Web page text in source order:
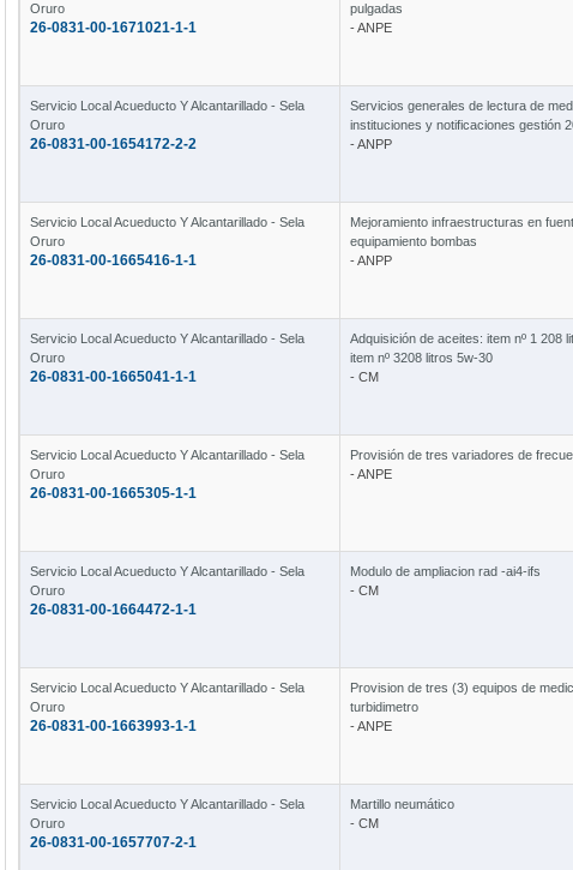
Oruro
26-0831-00-1671021-1-1
pulgadas
- ANPE
Servicio Local Acueducto Y Alcantarillado - Sela
Oruro
26-0831-00-1654172-2-2
Servicios generales de lectura de
instituciones y notificaciones gestión
- ANPP
Servicio Local Acueducto Y Alcantarillado - Sela
Oruro
26-0831-00-1665416-1-1
Mejoramiento infraestructuras en
equipamiento bombas
- ANPP
Servicio Local Acueducto Y Alcantarillado - Sela
Oruro
26-0831-00-1665041-1-1
Adquisición de aceites: item nº 1 208
item nº 3208 litros 5w-30
- CM
Servicio Local Acueducto Y Alcantarillado - Sela
Oruro
26-0831-00-1665305-1-1
Provisión de tres variadores de
- ANPE
Servicio Local Acueducto Y Alcantarillado - Sela
Oruro
26-0831-00-1664472-1-1
Modulo de ampliacion rad -ai4-ifs
- CM
Servicio Local Acueducto Y Alcantarillado - Sela
Oruro
26-0831-00-1663993-1-1
Provision de tres (3) equipos de
turbidimetro
- ANPE
Servicio Local Acueducto Y Alcantarillado - Sela
Oruro
26-0831-00-1657707-2-1
Martillo neumático
- CM